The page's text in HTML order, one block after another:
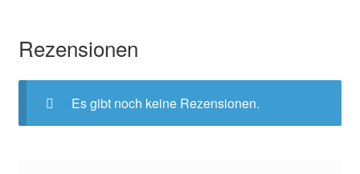
Rezensionen
Es gibt noch keine Rezensionen.